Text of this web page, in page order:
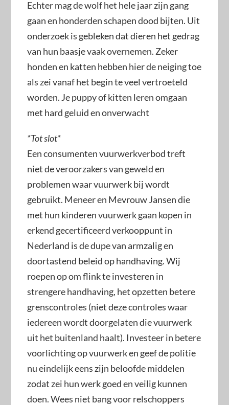
Echter mag de wolf het hele jaar zijn gang
gaan en honderden schapen dood bijten. Uit
onderzoek is gebleken dat dieren het gedrag
van hun baasje vaak overnemen. Zeker
honden en katten hebben hier de neiging toe
als zei vanaf het begin te veel vertroeteld
worden. Je puppy of kitten leren omgaan
met hard geluid en onverwacht
*Tot slot*
Een consumenten vuurwerkverbod treft
niet de veroorzakers van geweld en
problemen waar vuurwerk bij wordt
gebruikt. Meneer en Mevrouw Jansen die
met hun kinderen vuurwerk gaan kopen in
erkend gecertificeerd verkooppunt in
Nederland is de dupe van armzalig en
doortastend beleid op handhaving. Wij
roepen op om flink te investeren in
strengere handhaving, het opzetten betere
grenscontroles (niet deze controles waar
iedereen wordt doorgelaten die vuurwerk
uit het buitenland haalt). Investeer in betere
voorlichting op vuurwerk en geef de politie
nu eindelijk eens zijn beloofde middelen
zodat zei hun werk goed en veilig kunnen
doen. Wees niet bang voor relschoppers